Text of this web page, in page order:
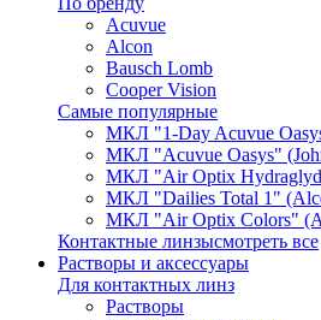
Acuvue
Alcon
Bausch Lomb
Cooper Vision
Самые популярные
МКЛ "1-Day Acuvue
МКЛ "Acuvue Oasys"
МКЛ "Air Optix
МКЛ "Dailies Total 1"
МКЛ "Air Optix Colors"
Контактные линзысмотреть все
Растворы и аксессуары
Для контактных линз
Растворы